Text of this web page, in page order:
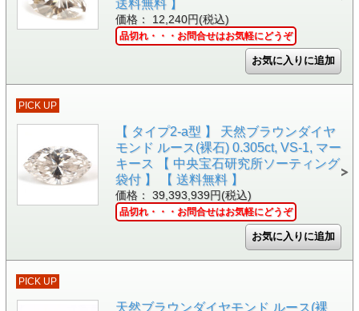
送料無料 】
価格： 12,240円(税込)
品切れ・・・お問合せはお気軽にどうぞ
PICK UP
【 タイプ2-a型 】 天然ブラウンダイヤ
モンド ルース(裸石) 0.305ct, VS-1, マー
キース 【 中央宝石研究所ソーティング
袋付 】 【 送料無料 】
価格： 39,393,939円(税込)
品切れ・・・お問合せはお気軽にどうぞ
PICK UP
天然ブラウンダイヤモンド ルース(裸